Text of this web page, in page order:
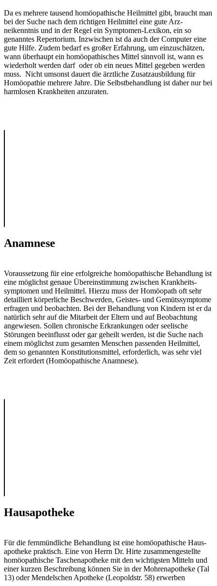
Da es mehrere tausend homöopathi­sche Heilmittel gibt, braucht man
bei der Suche nach dem richtigen Heilmittel eine gute Arz­
neikenntnis und in der Regel ein Symptomen-Lexikon, ein so
genanntes Repertorium. Inzwi­schen ist da auch der Computer eine
gute Hilfe. Zudem bedarf es großer Erfahrung, um einzuschät­zen,
wann überhaupt ein homöo­pathisches Mittel sinnvoll ist, wann es
wieder­holt werden darf oder ob ein neues Mittel gegeben werden
muss. Nicht umsonst dauert die ärztliche Zu­satz­ausbildung für
Homöopa­thie mehrere Jahre. Die Selbstbehandlung ist da­her nur bei
harmlosen Krankheiten anzuraten.
Anamnese
Voraussetzung für eine erfolgreiche homöo­pathische Behandlung ist
eine möglichst ge­naue Übereinstimmung zwi­schen Krank­heits­
symptomen und Heil­mittel. Hierzu muss der Homöopath oft sehr
detailliert körperliche Be­schwerden, Geistes- und Gemüts­sympto­me
erfragen und beobachten. Bei der Behandlung von Kindern ist er da
natür­lich sehr auf die Mitarbeit der El­tern und auf Beobachtung
ange­wiesen. Sollen chronische Erkrankungen oder seelische
Störungen be­einflusst oder gar geheilt werden, ist die Suche nach
einem mög­lichst zum gesamten Men­schen passenden Heilmittel,
dem so ge­nannten Konstitutionsmit­tel, er­for­derlich, was sehr viel
Zeit erfordert (Homöopathische Anamnese).
Haus­apotheke
Für die fernmündliche Behandlung ist eine homöopathi­sche Haus­
apotheke praktisch. Eine von Herrn Dr. Hirte zusammengestellte
homöopathische Taschenapotheke mit den wichtigsten Mitteln und
einer kurzen Beschreibung können Sie in der Mohrenapotheke (Tal
13) oder Mendelschen Apotheke (Leopoldstr. 58) erwerben